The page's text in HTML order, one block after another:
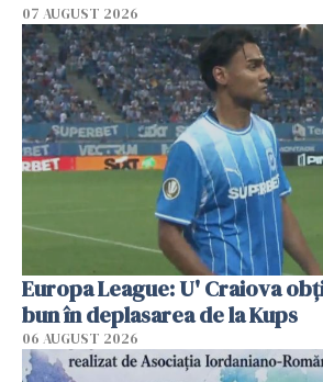
07 AUGUST 2026
Europa League: U' Craiova
bun în deplasarea de la Kups
06 AUGUST 2026